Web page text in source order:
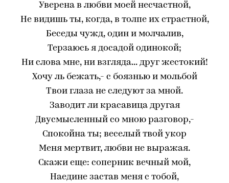
Уверена в любви моей несчастной,
Не видишь ты, когда, в толпе их страстной,
Беседы чужд, один и молчалив,
Терзаюсь я досадой одинокой;
Ни слова мне, ни взгляда... друг жестокий!
Хочу ль бежать,- с боязнью и мольбой
Твои глаза не следуют за мной.
Заводит ли красавица другая
Двусмысленный со мною разговор,-
Спокойна ты; веселый твой укор
Меня мертвит, любви не выражая.
Скажи еще: соперник вечный мой,
Наедине застав меня с тобой,